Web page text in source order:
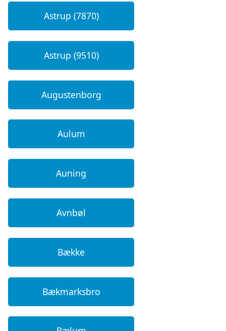
Astrup (7870)
Astrup (9510)
Augustenborg
Aulum
Auning
Avnbøl
Bække
Bækmarksbro